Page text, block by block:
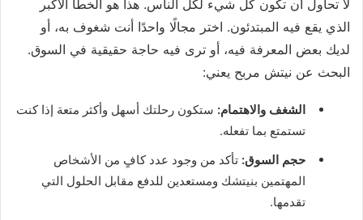
لا تحاول أن تكون كل شيء لكل الناس. هذا هو الخطأ الأكبر
الذي يقع فيه المبتدئون. اختر مجالًا واحدًا أنت شغوف به، أو
لديك بعض المعرفة فيه، أو ترى فيه حاجة حقيقية في السوق.
البحث عن نيتش مربح يعني:
الشغف والاهتمام: ستكون رحلتك أسهل وأكثر متعة إذا كنت
تستمتع بما تفعله.
حجم السوق: تأكد من وجود عدد كافٍ من الأشخاص
المهتمين بنيتشك ومستعدين للدفع مقابل الحلول التي
تقدمها.